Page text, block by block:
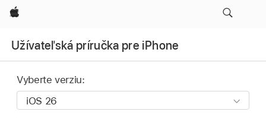
Apple
Užívateľská príručka pre iPhone
Vyberte verziu: